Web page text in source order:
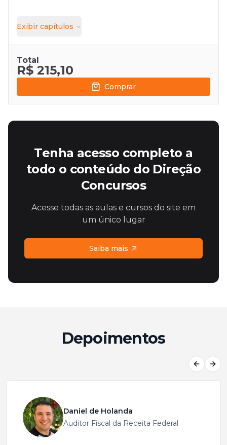
Exibir capítulos
Total
R$ 215,10
Comprar
Tenha acesso completo a
todo o conteúdo do Direção
Concursos
Acesse todas as aulas e cursos do site em
um único lugar
Saiba mais
Depoimentos
Daniel de Holanda
Auditor Fiscal da Receita Federal